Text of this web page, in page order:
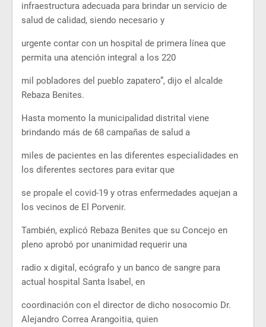
infraestructura adecuada para brindar un servicio de
salud de calidad, siendo necesario y
urgente contar con un hospital de primera línea que
permita una atención integral a los 220
mil pobladores del pueblo zapatero”, dijo el alcalde
Rebaza Benites.
Hasta momento la municipalidad distrital viene
brindando más de 68 campañas de salud a
miles de pacientes en las diferentes especialidades en
los diferentes sectores para evitar que
se propale el covid-19 y otras enfermedades aquejan a
los vecinos de El Porvenir.
También, explicó Rebaza Benites que su Concejo en
pleno aprobó por unanimidad requerir una
radio x digital, ecógrafo y un banco de sangre para
actual hospital Santa Isabel, en
coordinación con el director de dicho nosocomio Dr.
Alejandro Correa Arangoitia, quien